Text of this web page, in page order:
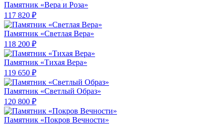
Памятник «Вера и Роза»
117 820 ₽
Памятник «Светлая Вера»
118 200 ₽
Памятник «Тихая Вера»
119 650 ₽
Памятник «Светлый Образ»
120 800 ₽
Памятник «Покров Вечности»